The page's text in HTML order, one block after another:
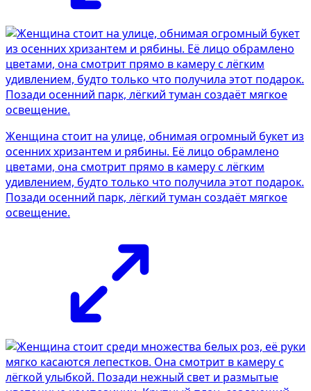
Женщина стоит на улице, обнимая огромный букет из
осенних хризантем и рябины. Её лицо обрамлено
цветами, она смотрит прямо в камеру с лёгким
удивлением, будто только что получила этот подарок.
Позади осенний парк, лёгкий туман создаёт мягкое
освещение.